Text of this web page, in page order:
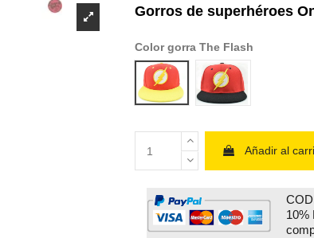
Gorros de superhéroes
Color gorra The Flash
Visera amarillaVisera negra
Añadir al
10%